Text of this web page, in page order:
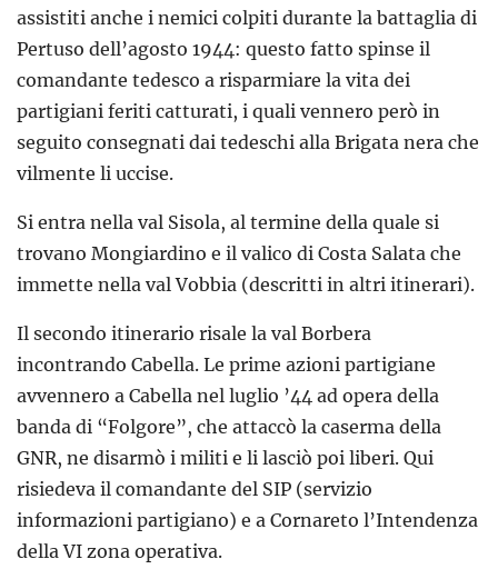
assistiti anche i nemici colpiti durante la battaglia di
Pertuso dell’agosto 1944: questo fatto spinse il
comandante tedesco a risparmiare la vita dei
partigiani feriti catturati, i quali vennero però in
seguito consegnati dai tedeschi alla Brigata nera che
vilmente li uccise.
Si entra nella val Sisola, al termine della quale si
trovano Mongiardino e il valico di Costa Salata che
immette nella val Vobbia (descritti in altri itinerari).
Il secondo itinerario risale la val Borbera
incontrando Cabella. Le prime azioni partigiane
avvennero a Cabella nel luglio ’44 ad opera della
banda di “Folgore”, che attaccò la caserma della
GNR, ne disarmò i militi e li lasciò poi liberi. Qui
risiedeva il comandante del SIP (servizio
informazioni partigiano) e a Cornareto l’Intendenza
della VI zona operativa.